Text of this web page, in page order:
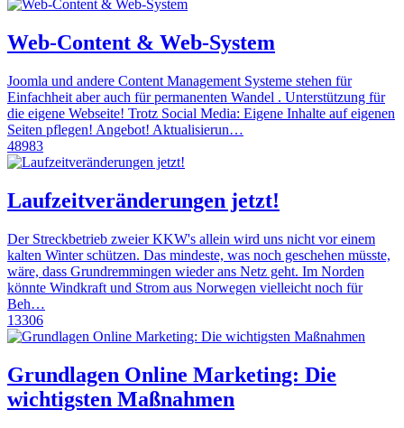
Web-Content & Web-System
Joomla und andere Content Management Systeme stehen für
Einfachheit aber auch für permanenten Wandel . Unterstützung für
die eigene Webseite! Trotz Social Media: Eigene Inhalte auf eigenen
Seiten pflegen! Angebot! Aktualisierun…
48983
Laufzeitveränderungen jetzt!
Der Streckbetrieb zweier KKW's allein wird uns nicht vor einem
kalten Winter schützen. Das mindeste, was noch geschehen müsste,
wäre, dass Grundremmingen wieder ans Netz geht. Im Norden
könnte Windkraft und Strom aus Norwegen vielleicht noch für
Beh…
13306
Grundlagen Online Marketing: Die
wichtigsten Maßnahmen